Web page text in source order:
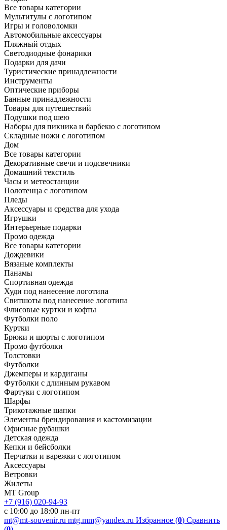
Все товары категории
Мультитулы с логотипом
Игры и головоломки
Автомобильные аксессуары
Пляжный отдых
Светодиодные фонарики
Подарки для дачи
Туристические принадлежности
Инструменты
Оптические приборы
Банные принадлежности
Товары для путешествий
Подушки под шею
Наборы для пикника и барбекю с логотипом
Складные ножи с логотипом
Дом
Все товары категории
Декоративные свечи и подсвечники
Домашний текстиль
Часы и метеостанции
Полотенца с логотипом
Пледы
Аксессуары и средства для ухода
Игрушки
Интерьерные подарки
Промо одежда
Все товары категории
Дождевики
Вязаные комплекты
Панамы
Спортивная одежда
Худи под нанесение логотипа
Свитшоты под нанесение логотипа
Флисовые куртки и кофты
Футболки поло
Куртки
Брюки и шорты с логотипом
Промо футболки
Толстовки
Футболки
Джемперы и кардиганы
Футболки с длинным рукавом
Фартуки с логотипом
Шарфы
Трикотажные шапки
Элементы брендирования и кастомизации
Офисные рубашки
Детская одежда
Кепки и бейсболки
Перчатки и варежки с логотипом
Аксессуары
Ветровки
Жилеты
MT Group
+7 (916) 020-94-93
с 10:00 до 18:00 пн-пт
mt@mt-souvenir.ru mtg.mm@yandex.ru Избранное (0) Сравнить